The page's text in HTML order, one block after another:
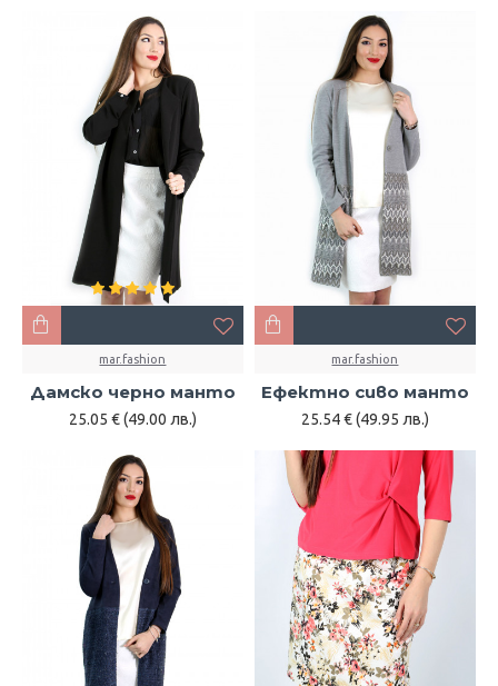
mar.fashion
Дамско черно манто
25.05 € (49.00 лв.)
mar.fashion
Ефектно сиво манто
25.54 € (49.95 лв.)